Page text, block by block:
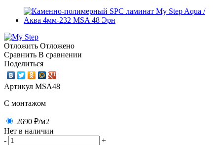
Отложить Отложено
Сравнить В сравнении
Поделиться
Артикул MSA48
C монтажом
2690 ₽/м2
Нет в наличии
-
+